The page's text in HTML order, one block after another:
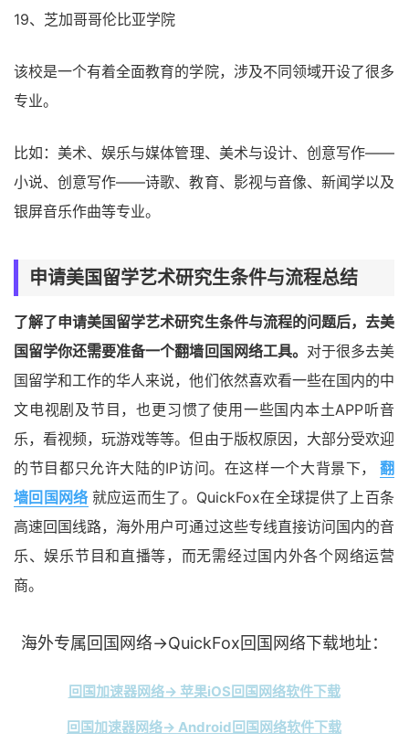
19、芝加哥哥伦比亚学院
该校是一个有着全面教育的学院，涉及不同领域开设了很多
专业。
比如：美术、娱乐与媒体管理、美术与设计、创意写作――
小说、创意写作――诗歌、教育、影视与音像、新闻学以及
银屏音乐作曲等专业。
申请美国留学艺术研究生条件与流程总结
了解了申请美国留学艺术研究生条件与流程的问题后，去美
国留学你还需要准备一个翻墙回国网络工具。 对于很多去美
国留学和工作的华人来说，他们依然喜欢看一些在国内的中
文电视剧及节目，也更习惯了使用一些国内本土APP听音
乐，看视频，玩游戏等等。但由于版权原因，大部分受欢迎
的节目都只允许大陆的IP访问。在这样一个大背景下，
翻
墙回国网络 就应运而生了。QuickFox在全球提供了上百条
高速回国线路，海外用户可通过这些专线直接访问国内的音
乐、娱乐节目和直播等，而无需经过国内外各个网络运营
商。
海外专属回国网络→QuickFox回国网络下载地址：
回国加速器网络→ 苹果iOS回国网络软件下载
回国加速器网络→ Android回国网络软件下载